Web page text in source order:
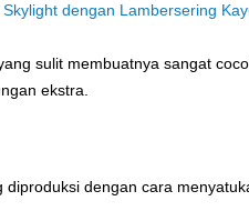
dengan Lambersering
sulit membuatnya sangat
ekstra.
dengan cara